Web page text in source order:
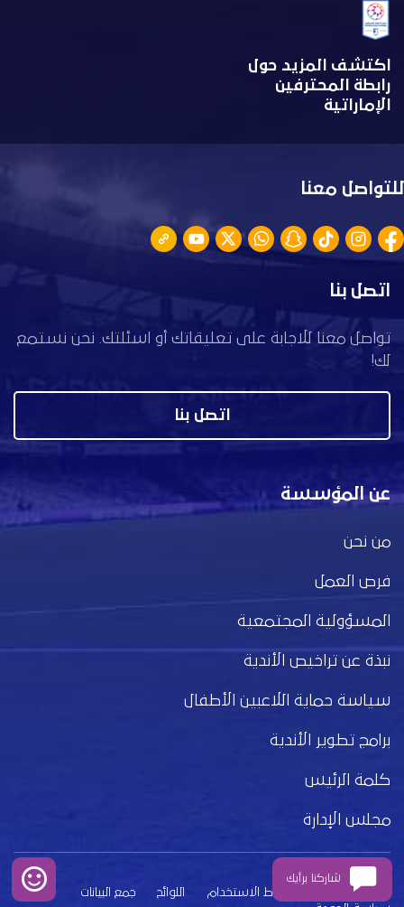
اكتشف المزيد حول
رابطة المحترفين
الإماراتية
للتواصل معنا
اتصل بنا
تواصل معنا للاجابة على تعليقاتك أو اسئلتك. نحن نستمع
لك!
اتصل بنا
عن المؤسسة
من نحن
فرص العمل
المسؤولية المجتمعية
نبذة عن تراخيص الأندية
سياسة حماية اللاعبين الأطفال
برامج تطوير الأندية
كلمة الرئيس
مجلس الإدارة
بيان الخصوصية شروط الاستخدام اللوائح
جمع البيانات
شاركنا برأيك